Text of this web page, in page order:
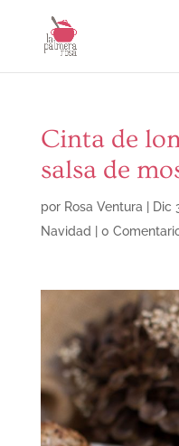
Cinta de
salsa de
por Rosa Ventura Dic
Navidad
0